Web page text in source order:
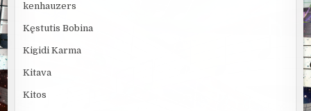
kenhauzers
Kęstutis Bobina
Kigidi Karma
Kitava
Kitos